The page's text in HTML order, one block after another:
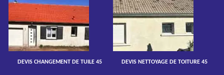
DEVIS CHANGEMENT DE TUILE 45 DEVIS NETTOYAGE DE TOITURE 45